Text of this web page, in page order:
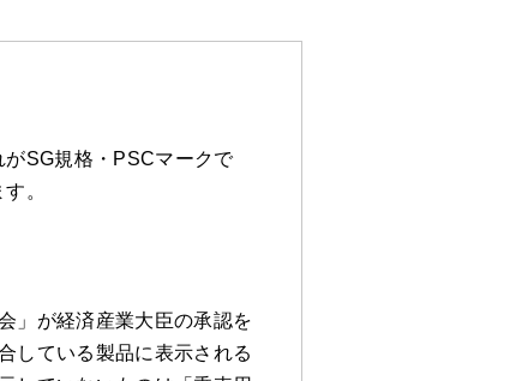
SG規格・PSCマークで
。
」が経済産業大臣の承認を
している製品に表示される